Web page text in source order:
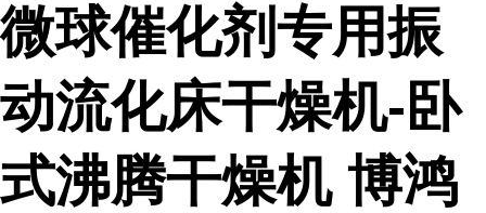
微球催化剂专用振
动流化床干燥机-卧
式沸腾干燥机 博鸿